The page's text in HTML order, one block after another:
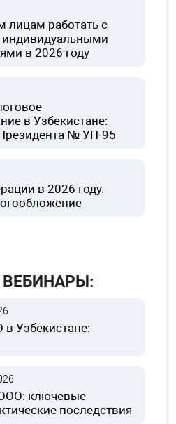
лицам работать с
в 2026 году
в Узбекистане:
№ УП-95
в 2026 году.
Узбекистане:
ключевые
последствия